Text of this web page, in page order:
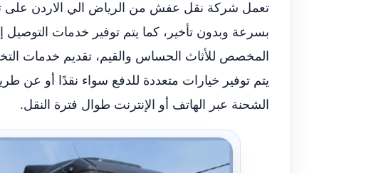
تعمل شركة نقل عفش من الرياض الي الاردن على
بسرعة وبدون تأخير، كما يتم توفير خدمات التوصيل
المخصص للأثاث الحساس والقيم، تقديم خدمات
يتم توفير خيارات متعددة للدفع سواء نقدًا أو عن
الشحنة عبر الهاتف أو الإنترنت طوال فترة النقل.